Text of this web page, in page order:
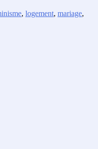
, logement, mariage,